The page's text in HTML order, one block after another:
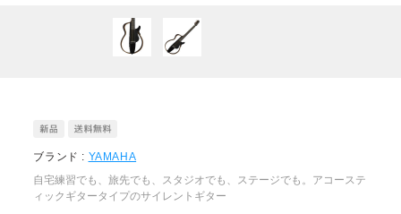
ブランド : YAMAHA
自宅練習でも、旅先でも、スタジオでも、ステージでも。アコーステ
ィックギタータイプのサイレントギター